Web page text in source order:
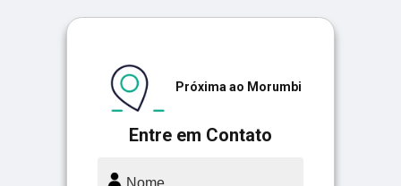
Entre em Contato
Próxima ao Morumbi